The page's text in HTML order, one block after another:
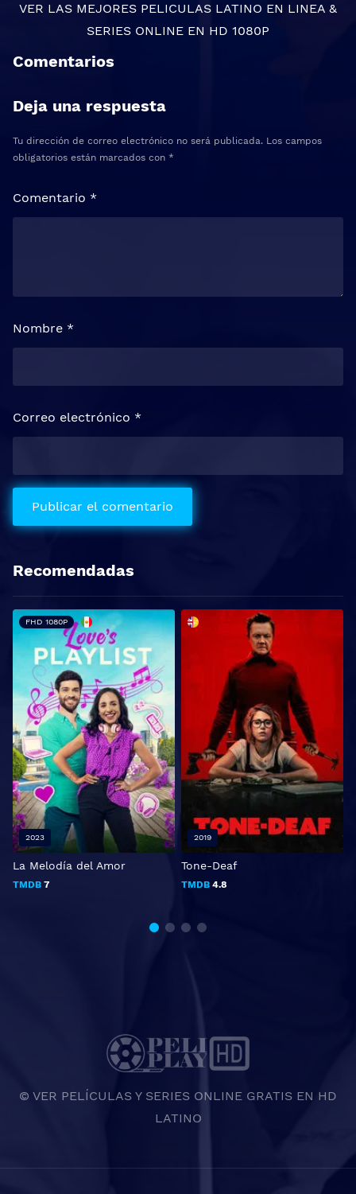
VER LAS MEJORES PELICULAS LATINO EN LINEA &
SERIES ONLINE EN HD 1080P
Comentarios
Deja una respuesta
Tu dirección de correo electrónico no será publicada. Los campos
obligatorios están marcados con *
Comentario *
Nombre *
Correo electrónico *
Recomendadas
La Melodía del Amor
TMDB 7
FHD 1080P
2023
Tone-Deaf
TMDB 4.8
2019
© VER PELÍCULAS Y SERIES ONLINE GRATIS EN HD
LATINO